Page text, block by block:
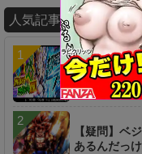
人気記事ランキング
【疑問】超
は無いのか
【疑問】ベ
あるんだっけ